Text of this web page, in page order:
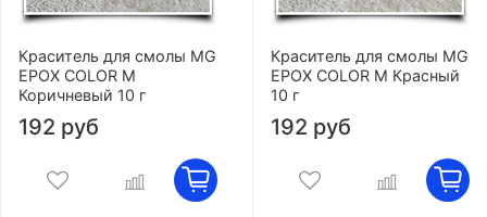
Краситель для смолы MG
EPOX COLOR M
Коричневый 10 г
192 руб
Краситель для смолы MG
EPOX COLOR M Красный
10 г
192 руб